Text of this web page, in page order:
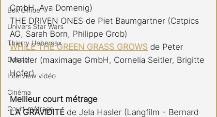
Box Office
Univers Star Wars
Thierry Uebersax
Dossier
Interview vidéo
Cinéma
Court-métrage
GmbH, Aya Domenig)
THE DRIVEN ONES de Piet Baumgartner (Catpics
AG, Sarah Born, Philippe Grob)
WHILE THE GREEN GRASS GROWS de Peter
Mettler (maximage GmbH, Cornelia Seitler, Brigitte
Hofer)
Meilleur court métrage
LA GRAVIDITÉ de Jela Hasler (Langfilm - Bernard